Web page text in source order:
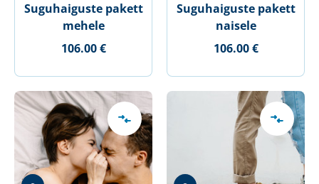
Suguhaiguste pakett
mehele
106.00 €
Suguhaiguste pakett
naisele
106.00 €